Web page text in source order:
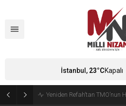
CHP’de Günaydın ve
İstanbul, 23°CKapalı